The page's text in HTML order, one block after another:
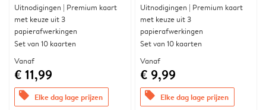
Uitnodigingen | Premium kaart
met keuze uit 3
papierafwerkingen
Set van 10 kaarten
Vanaf
€ 11,99
offers Elke dag lage prijzen
Uitnodigingen | Premium kaart
met keuze uit 3
papierafwerkingen
Set van 10 kaarten
Vanaf
€ 9,99
offers Elke dag lage prijzen